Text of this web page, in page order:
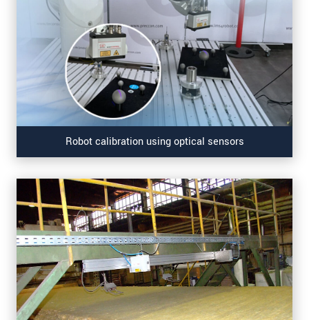
Robot calibration using optical sensors